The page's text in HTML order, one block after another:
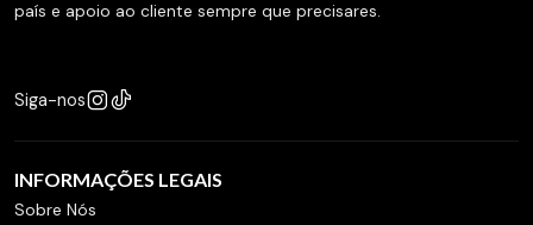
país e apoio ao cliente sempre que precisares.
Siga-nos
INFORMAÇÕES LEGAIS
Sobre Nós